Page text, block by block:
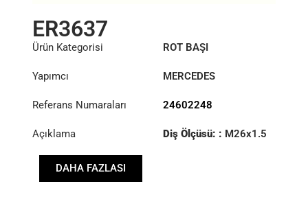
ER3637
Ürün Kategorisi ROT BAŞI
Yapımcı MERCEDES
Referans Numaraları 24602248
Açıklama Diş Ölçüsü: : M26x1.5
DAHA FAZLASI